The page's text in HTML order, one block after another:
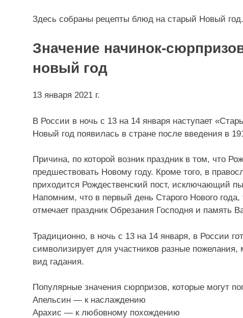
Здесь собраны рецепты блюд на старый Новый год.
Значение начинок-
новый год
13 января 2021 г.
В России в ночь с 13 на 14 января наступает
Новый год появилась в стране после введения в
Причина, по которой возник праздник в том, что
предшествовать Новому году. Кроме того, в
приходится Рождественский пост, исключающий
Напомним, что в первый день Старого Нового года,
отмечает праздник Обрезания Господня и память
Традиционно, в ночь с 13 на 14 января, в России
символизирует для участников разные
вид гадания.
Популярные значения сюрпризов, которые могут
Апельсин — к наслаждению
Арахис — к любовному похождению